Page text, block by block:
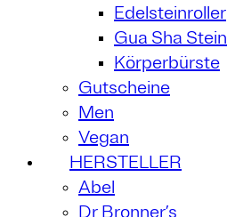
Edelsteinroller
Gua Sha Stein
Körperbürste
Gutscheine
Men
Vegan
HERSTELLER
Abel
Dr Bronner’s